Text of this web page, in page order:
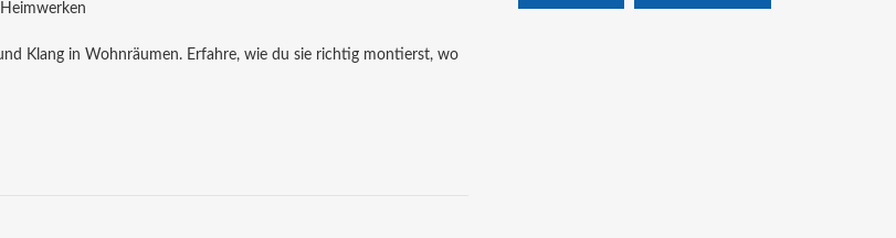
Heimwerken
Klang in Wohnräumen. Erfahre, wie du sie richtig montierst, wo